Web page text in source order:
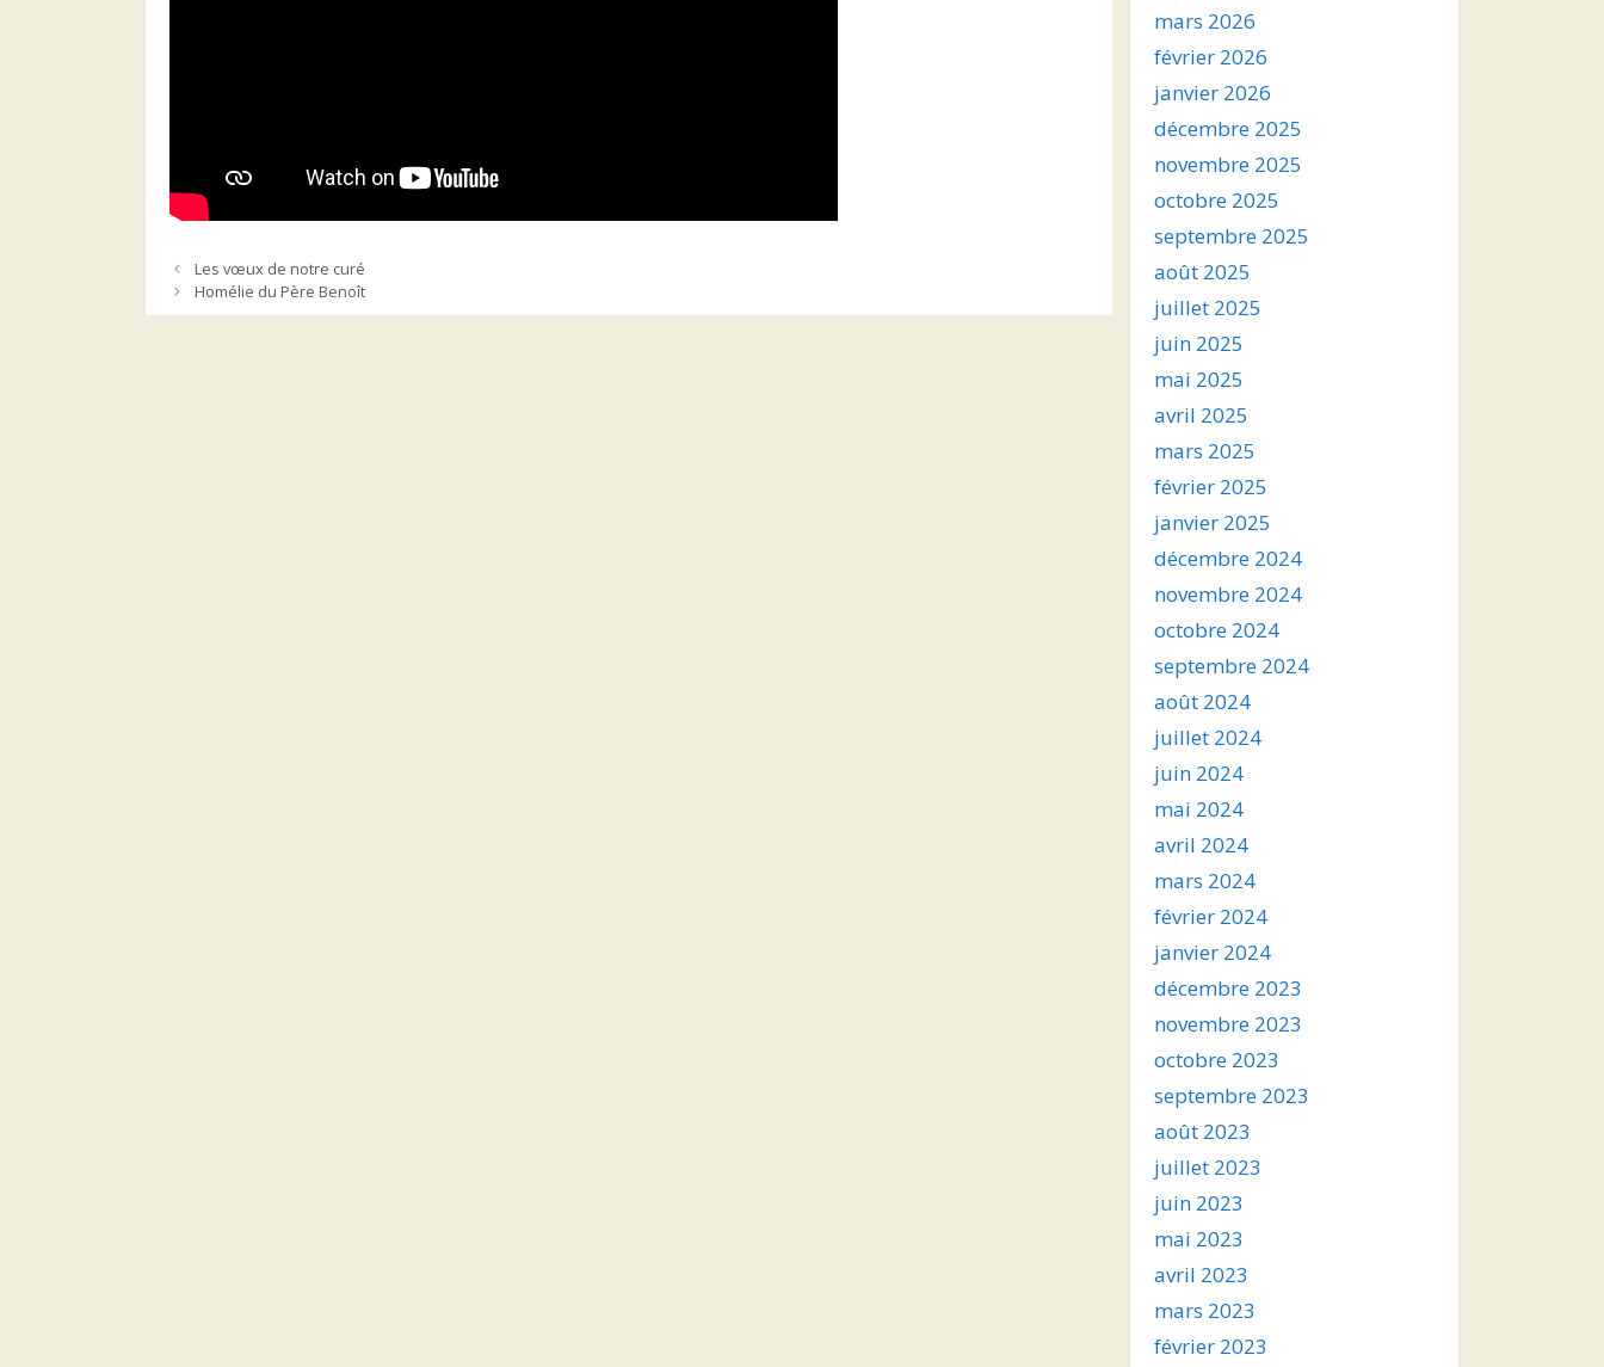
Les vœux de notre curé
Homélie du Père Benoît
mars 2026
février 2026
janvier 2026
décembre 2025
novembre 2025
octobre 2025
septembre 2025
août 2025
juillet 2025
juin 2025
mai 2025
avril 2025
mars 2025
février 2025
janvier 2025
décembre 2024
novembre 2024
octobre 2024
septembre 2024
août 2024
juillet 2024
juin 2024
mai 2024
avril 2024
mars 2024
février 2024
janvier 2024
décembre 2023
novembre 2023
octobre 2023
septembre 2023
août 2023
juillet 2023
juin 2023
mai 2023
avril 2023
mars 2023
février 2023